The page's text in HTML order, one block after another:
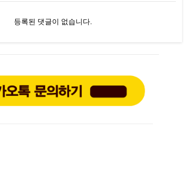
등록된 댓글이 없습니다.